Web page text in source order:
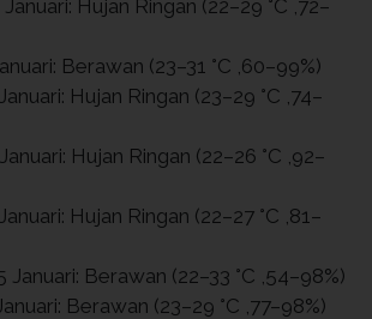
Hujan Ringan (22–29 °C ,72–
Berawan (23–31 °C ,60–99%)
Hujan Ringan (23–29 °C ,74–
Hujan Ringan (22–26 °C ,92–
Hujan Ringan (22–27 °C ,81–
Januari: Berawan (22–33 °C ,54–98%)
Berawan (23–29 °C ,77–98%)